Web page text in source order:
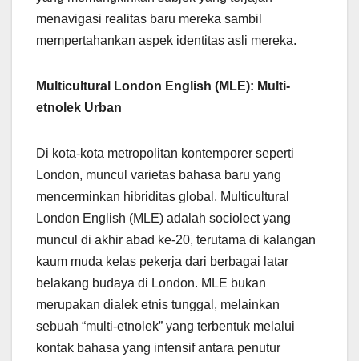
menavigasi realitas baru mereka sambil
mempertahankan aspek identitas asli mereka.
Multicultural London English (MLE): Multi-
etnolek Urban
Di kota-kota metropolitan kontemporer seperti
London, muncul varietas bahasa baru yang
mencerminkan hibriditas global. Multicultural
London English (MLE) adalah sociolect yang
muncul di akhir abad ke-20, terutama di kalangan
kaum muda kelas pekerja dari berbagai latar
belakang budaya di London. MLE bukan
merupakan dialek etnis tunggal, melainkan
sebuah “multi-etnolek” yang terbentuk melalui
kontak bahasa yang intensif antara penutur